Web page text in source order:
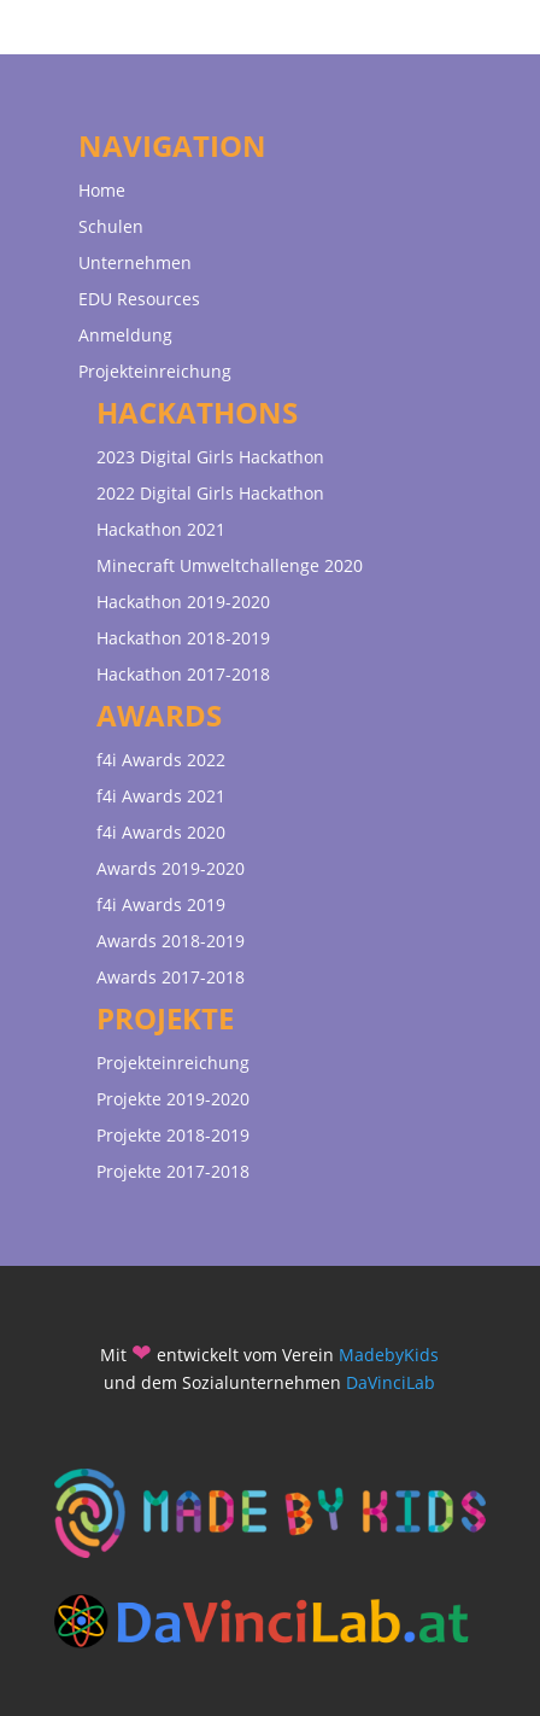
NAVIGATION
Home
Schulen
Unternehmen
EDU Resources
Anmeldung
Projekteinreichung
HACKATHONS
2023 Digital Girls Hackathon
2022 Digital Girls Hackathon
Hackathon 2021
Minecraft Umweltchallenge 2020
Hackathon 2019-2020
Hackathon 2018-2019
Hackathon 2017-2018
AWARDS
f4i Awards 2022
f4i Awards 2021
f4i Awards 2020
Awards 2019-2020
f4i Awards 2019
Awards 2018-2019
Awards 2017-2018
PROJEKTE
Projekteinreichung
Projekte 2019-2020
Projekte 2018-2019
Projekte 2017-2018
Mit ❤ entwickelt vom Verein MadebyKids
und dem Sozialunternehmen DaVinciLab